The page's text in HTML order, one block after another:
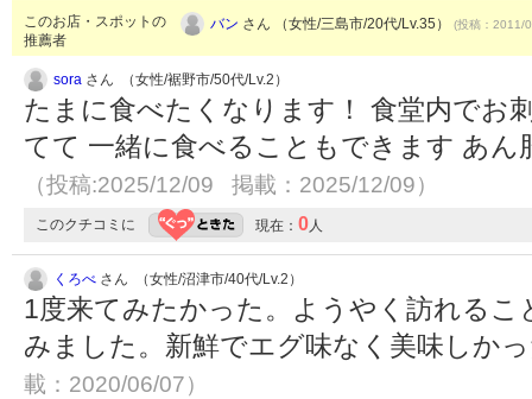
このお店・スポットの
推薦者
バン さん （女性/三島市/20代/Lv.35） (投稿：2011/
sora さん （女性/裾野市/50代/Lv.2）
たまに食べたくなります！ 食堂内でお
てて 一緒に食べることもできます あ
（投稿:2025/12/09 掲載：2025/12/09）
このクチコミに 現在： 0人
くろべ さん （女性/沼津市/40代/Lv.2）
1度来てみたかった。ようやく訪れる
みました。新鮮でエグ味なく美味しか
載：2020/06/07）